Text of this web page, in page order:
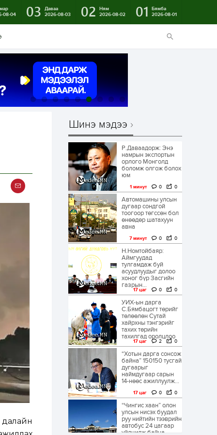
08-04
03
Даваа
2026-08-03
02
Ням
2026-08-02
01
Бямба
2026-08-01
далайн
Шинэ мэдээ
Р.Даваадорж: Энэ
намрын экспортын
орлого Монголд
боломж олгож болох
юм
1 минут 0 0
Автомашины улсын
дугаар сондгой
тоогоор төгссөн бол
өнөөдөр шатахуун
авна
7 минут 0 0
Н.Номтойбаяр:
Аймгуудад
тулгамдаж буй
асуудлуудыг долоо
хоног бүр Засгийн
газрын...
17 цаг 0 0
УИХ-ын дарга
С.Бямбацогт төрийг
төлөөлөн Сутай
хайрхны тэнгэрийг
тахих төрийн
тахилгад оролцлоо
17 цаг 2 0
“Хотын дарга сонсож
байна” 150150 тусгай
дугаарыг
наймдугаар сарын
14-нөөс ажиллуулж...
17 цаг 0 0
“Чингис хаан” олон
улсын нисэх буудал
руу нийтийн тээврийн
автобус 24 цагаар
үйлчилж байна